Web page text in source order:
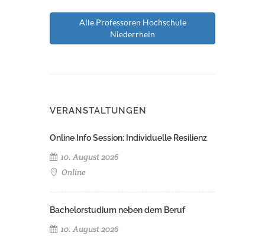
Alle Professoren Hochschule
Niederrhein
VERANSTALTUNGEN
Online Info Session: Individuelle Resilienz
10. August 2026
Online
Bachelorstudium neben dem Beruf
10. August 2026